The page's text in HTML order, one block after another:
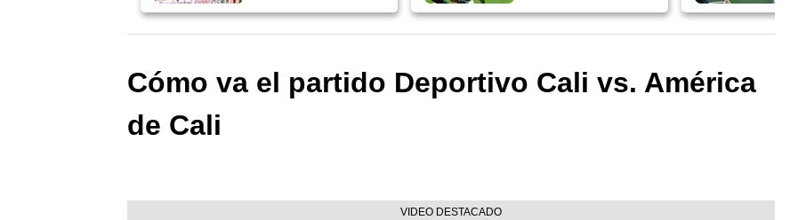
Cómo va el partido Deportivo Cali vs. América
de Cali